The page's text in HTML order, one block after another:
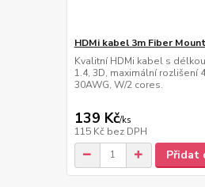
HDMi kabel 3m Fiber
Kvalitní HDMi kabel s
1.4, 3D, maximální rozlišení
30AWG, W/2 cores.
139 Kč/ks
115 Kč bez DPH
Přidat